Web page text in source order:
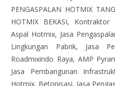
PENGASPALAN HOTMIX
HOTMIX BEKASI, Kontraktor
Aspal Hotmix, Jasa
Lingkungan Pabrik, Jasa
Roadmixindo Raya, AMP
Jasa Pembangunan
Hotmix, Betonisasi, Jasa